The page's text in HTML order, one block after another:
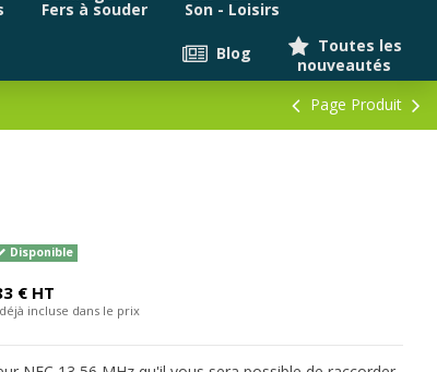
Fers à souder
Son - Loisirs
Toutes les
nouveautés
Blog
Page Produit
Disponible
€ HT
incluse dans le prix